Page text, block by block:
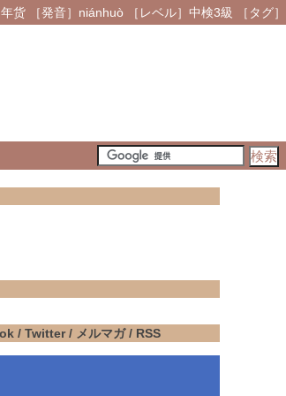
年货 ［発音］niánhuò ［レベル］中検3級 ［タグ］
/ Twitter / メルマガ / RSS